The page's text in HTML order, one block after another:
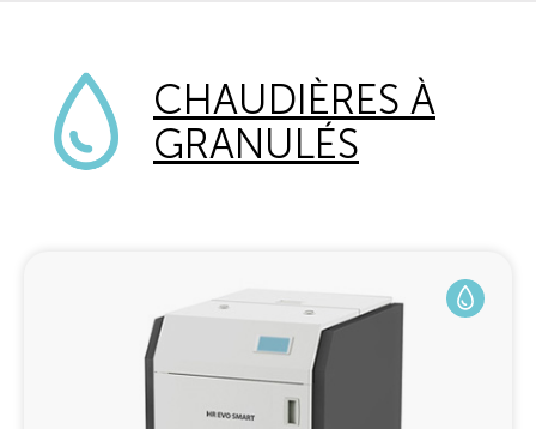
CHAUDIÈRES À
GRANULÉS